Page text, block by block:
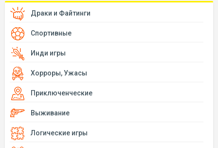
Драки и Файтинги
Спортивные
Инди игры
Хорроры, Ужасы
Приключенческие
Выживание
Логические игры